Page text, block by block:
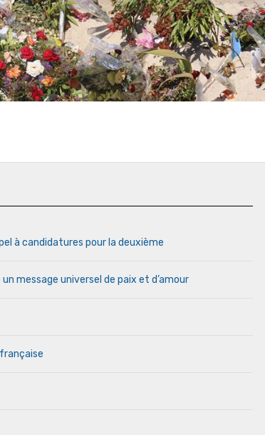
à candidatures pour la deuxième
message universel de paix et d’amour